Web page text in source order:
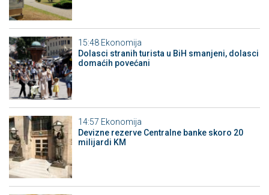
15:48 Ekonomija
Dolasci stranih turista u BiH smanjeni, dolasci
domaćih povećani
14:57 Ekonomija
Devizne rezerve Centralne banke skoro 20
milijardi KM